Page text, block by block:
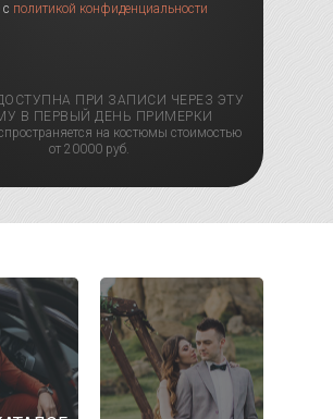
ПРИ ЗАПИСИ ЧЕРЕЗ ЭТУ
В ПЕРВЫЙ ДЕНЬ ПРИМЕРКИ
на костюмы стоимостью
от 20000 руб.
с политикой конфиденциальности